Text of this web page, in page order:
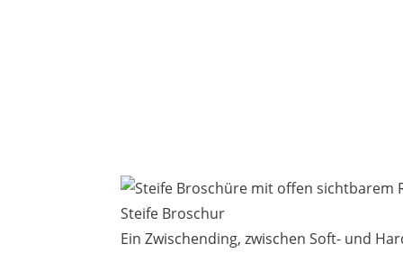
Steife Broschur
Ein Zwischending, zwischen Soft- und